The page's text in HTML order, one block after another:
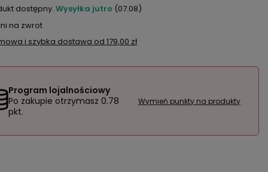
dostępny Wysyłka jutro (07.08)
na zwrot
i szybka dostawa od 179,00 zł
Program lojalnościowy
Po zakupie otrzymasz 0.78
pkt.
Wymień punkty na produkty